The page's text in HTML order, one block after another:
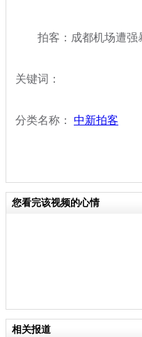
拍客：成都机场遭强
关键词：
分类名称： 中新拍客
您看完该视频的心情
相关报道